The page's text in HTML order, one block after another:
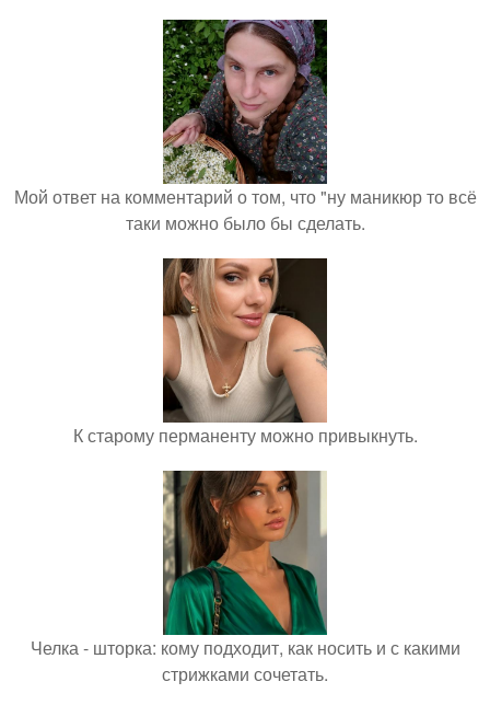
Мой ответ на комментарий о том, что "ну маникюр то всё
таки можно было бы сделать.
К старому перманенту можно привыкнуть.
Челка - шторка: кому подходит, как носить и с какими
стрижками сочетать.